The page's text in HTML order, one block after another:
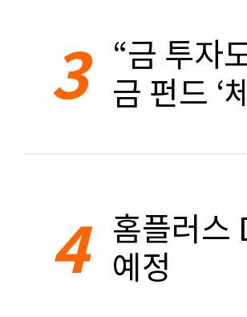
3 “금 투자
금 펀드 ‘
4 홈플러스
예정